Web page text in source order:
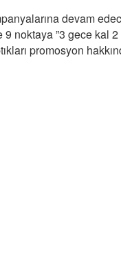
devam
noktaya ”3 gece kal 2
promosyon